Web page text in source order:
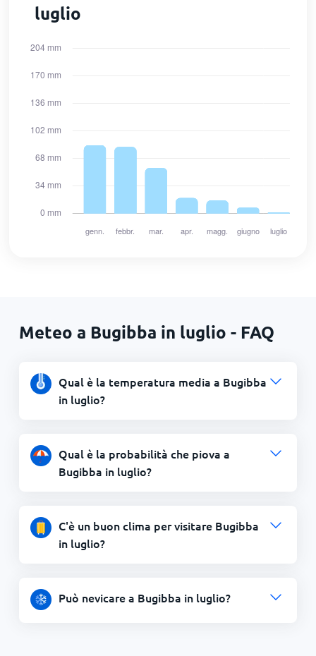
luglio
Meteo a Bugibba in luglio - FAQ
Qual è la temperatura media a Bugibba
in luglio?
Qual è la probabilità che piova a
Bugibba in luglio?
C'è un buon clima per visitare Bugibba
in luglio?
Può nevicare a Bugibba in luglio?